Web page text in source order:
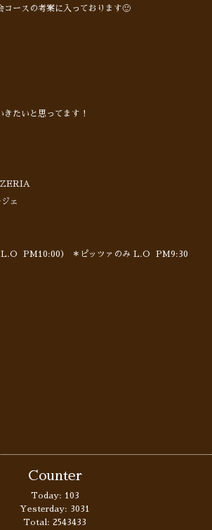
コースの考案に入っております🙂
たいと思ってます！
ェ
PM10:00） ＊ピッツァのみ L.O PM9:30
Counter
Today: 103
Yesterday: 3031
Total: 2543433